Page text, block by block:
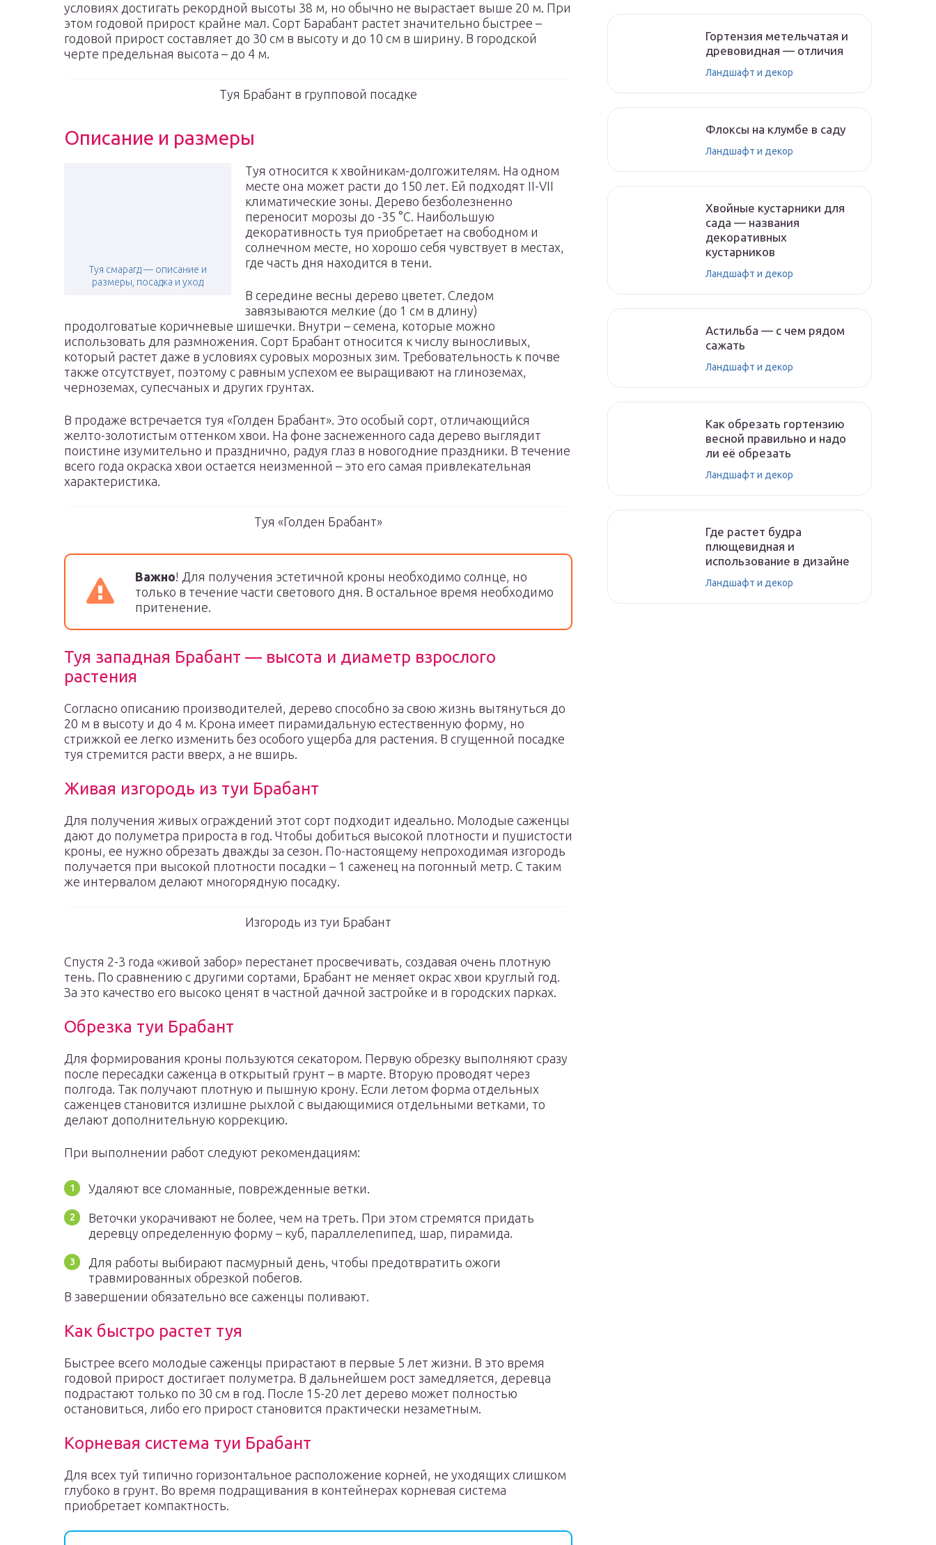
условиях достигать рекордной высоты 38 м, но обычно не вырастает выше 20 м. При
этом годовой прирост крайне мал. Сорт Барабант растет значительно быстрее –
годовой прирост составляет до 30 см в высоту и до 10 см в ширину. В городской
черте предельная высота – до 4 м.
Туя Брабант в групповой посадке
Описание и размеры
Туя смарагд — описание и
размеры, посадка и уход
Туя относится к хвойникам-долгожителям. На одном
месте она может расти до 150 лет. Ей подходят II-VII
климатические зоны. Дерево безболезненно
переносит морозы до -35 °С. Наибольшую
декоративность туя приобретает на свободном и
солнечном месте, но хорошо себя чувствует в местах,
где часть дня находится в тени.
В середине весны дерево цветет. Следом
завязываются мелкие (до 1 см в длину)
продолговатые коричневые шишечки. Внутри – семена, которые можно
использовать для размножения. Сорт Брабант относится к числу выносливых,
который растет даже в условиях суровых морозных зим. Требовательность к почве
также отсутствует, поэтому с равным успехом ее выращивают на глиноземах,
черноземах, супесчаных и других грунтах.
В продаже встречается туя «Голден Брабант». Это особый сорт, отличающийся
желто-золотистым оттенком хвои. На фоне заснеженного сада дерево выглядит
поистине изумительно и празднично, радуя глаз в новогодние праздники. В течение
всего года окраска хвои остается неизменной – это его самая привлекательная
характеристика.
Туя «Голден Брабант»
Важно! Для получения эстетичной кроны необходимо солнце, но
только в течение части светового дня. В остальное время необходимо
притенение.
Туя западная Брабант — высота и диаметр взрослого
растения
Согласно описанию производителей, дерево способно за свою жизнь вытянуться до
20 м в высоту и до 4 м. Крона имеет пирамидальную естественную форму, но
стрижкой ее легко изменить без особого ущерба для растения. В сгущенной посадке
туя стремится расти вверх, а не вширь.
Живая изгородь из туи Брабант
Для получения живых ограждений этот сорт подходит идеально. Молодые саженцы
дают до полуметра прироста в год. Чтобы добиться высокой плотности и пушистости
кроны, ее нужно обрезать дважды за сезон. По-настоящему непроходимая изгородь
получается при высокой плотности посадки – 1 саженец на погонный метр. С таким
же интервалом делают многорядную посадку.
Изгородь из туи Брабант
Спустя 2-3 года «живой забор» перестанет просвечивать, создавая очень плотную
тень. По сравнению с другими сортами, Брабант не меняет окрас хвои круглый год.
За это качество его высоко ценят в частной дачной застройке и в городских парках.
Обрезка туи Брабант
Для формирования кроны пользуются секатором. Первую обрезку выполняют сразу
после пересадки саженца в открытый грунт – в марте. Вторую проводят через
полгода. Так получают плотную и пышную крону. Если летом форма отдельных
саженцев становится излишне рыхлой с выдающимися отдельными ветками, то
делают дополнительную коррекцию.
При выполнении работ следуют рекомендациям:
Удаляют все сломанные, поврежденные ветки.
Веточки укорачивают не более, чем на треть. При этом стремятся придать
деревцу определенную форму – куб, параллелепипед, шар, пирамида.
Для работы выбирают пасмурный день, чтобы предотвратить ожоги
травмированных обрезкой побегов.
В завершении обязательно все саженцы поливают.
Как быстро растет туя
Быстрее всего молодые саженцы прирастают в первые 5 лет жизни. В это время
годовой прирост достигает полуметра. В дальнейшем рост замедляется, деревца
подрастают только по 30 см в год. После 15-20 лет дерево может полностью
остановиться, либо его прирост становится практически незаметным.
Корневая система туи Брабант
Для всех туй типично горизонтальное расположение корней, не уходящих слишком
глубоко в грунт. Во время подращивания в контейнерах корневая система
приобретает компактность.
Гортензия метельчатая и
древовидная — отличия
Ландшафт и декор
Флоксы на клумбе в саду
Ландшафт и декор
Хвойные кустарники для
сада — названия
декоративных
кустарников
Ландшафт и декор
Астильба — с чем рядом
сажать
Ландшафт и декор
Как обрезать гортензию
весной правильно и надо
ли её обрезать
Ландшафт и декор
Где растет будра
плющевидная и
использование в дизайне
Ландшафт и декор